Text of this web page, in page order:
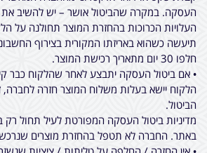
העסקה. במקרה שהביטול אושר – יש להשיב
העלויות הכרוכות בהחזרת המוצר תחולנה על
תיעשה כשהוא באריזתו המקורית בצירוף
חלפו 30 יום מתאריך רכישת המוצר.
• אם ביטול העסקה יתבצע לאחר שהלקוח כבר
הלקוח יישא בעלות משלוח המוצר חזרה לחברה,
הביטול.
מדיניות ביטול העסקה המפורטת לעיל תחול רק
באתר. החברה לא תטפל בהחזרת מוצרים